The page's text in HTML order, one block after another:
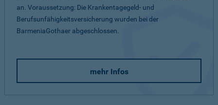
an. Voraussetzung: Die Krankentagegeld- und
Berufsunfähigkeitsversicherung wurden bei der
BarmeniaGothaer abgeschlossen.
mehr Infos